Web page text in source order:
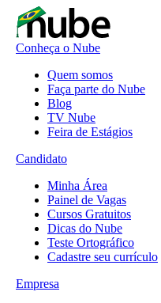
Conheça o Nube
Quem somos
Faça parte do Nube
Blog
TV Nube
Feira de Estágios
Candidato
Minha Área
Painel de Vagas
Cursos Gratuitos
Dicas do Nube
Teste Ortográfico
Cadastre seu currículo
Empresa